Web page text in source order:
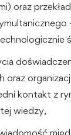
oraz
oraz
kontakt z
wiedzy,